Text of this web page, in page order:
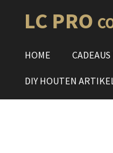
directLC PRO
HOME
DIY HOUTEN